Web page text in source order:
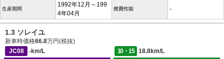
生産期間
1992年12月～199
4年04月
燃費性能 -
1.3 ソレイユ
新車時価格66.8万円(税抜)
JC08
-km/L 10・15
18.8km/L